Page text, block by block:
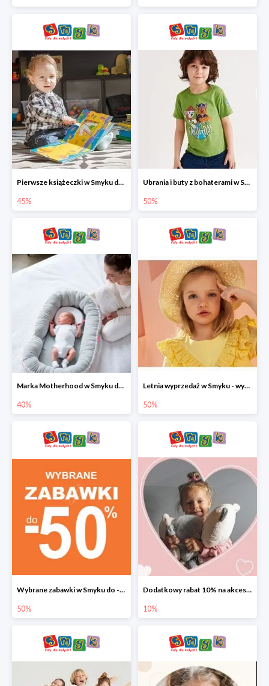
Pierwsze książeczki w Smyku do -45%
45%
Ubrania i buty z bohaterami w Smyku do -50%
50%
Marka Motherhood w Smyku do -40%
40%
Letnia wyprzedaż w Smyku - wybrane ubrania i buty do -50%
50%
Wybrane zabawki w Smyku do -50%
50%
Dodatkowy rabat 10% na akcesoria dziecięce
10%